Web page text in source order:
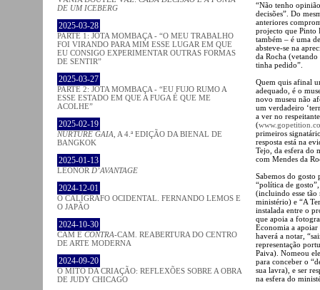
DE UM ICEBERG
2025-03-28
PARTE 1: JOTA MOMBAÇA - “O MEU TRABALHO
FOI VIRANDO PARA MIM ESSE LUGAR EM QUE
EU CONSIGO EXPERIMENTAR OUTRAS FORMAS
DE SENTIR”
2025-03-27
PARTE 2: JOTA MOMBAÇA - “EU FUJO RUMO A
ESSE ESTADO EM QUE A FUGA É QUE ME
ACOLHE”
2025-02-19
NURTURE GAIA , A 4.ª EDIÇÃO DA BIENAL DE
BANGKOK
2025-01-13
LEONOR D’AVANTAGE
2024-12-01
O CALÍGRAFO OCIDENTAL. FERNANDO LEMOS E
O JAPÃO
2024-10-30
CAM E CONTRA-CAM. REABERTURA DO CENTRO
DE ARTE MODERNA
2024-09-20
O MITO DA CRIAÇÃO: REFLEXÕES SOBRE A OBRA
DE JUDY CHICAGO
“Não tenho
decisões”. Do
anteriores
projecto que Pinto
também – é uma
absteve-se na
da Rocha
tinha pedido”.
Quem quis afinal
adequado, é o
novo museu não
um verdadeiro
a ver no
(
primeiros
resposta está na
Tejo, da esfera do
com Mendes da
Sabemos do gosto
“política de
(incluindo esse tão
ministério) e “A
instalada entre o
que apoia a
Economia a apoiar
haverá a notar,
representação
Paiva). Nomeou
para conceber o
sua lavra), e ser
na esfera do